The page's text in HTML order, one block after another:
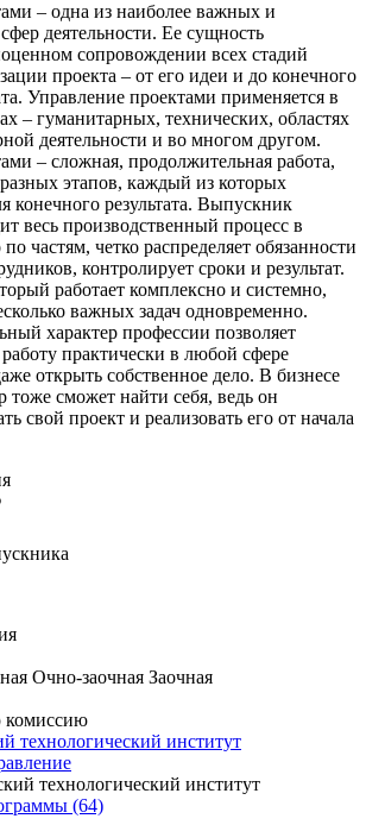
– одна из наиболее важных и
деятельности. Ее сущность
сопровождении всех стадий
проекта – от его идеи и до конечного
Управление проектами применяется в
– гуманитарных, технических, областях
деятельности и во многом другом.
– сложная, продолжительная работа,
разных этапов, каждый из которых
конечного результата. Выпускник
весь производственный процесс в
частям, четко распределяет обязанности
контролирует сроки и результат.
работает комплексно и системно,
важных задач одновременно.
характер профессии позволяет
практически в любой сфере
открыть собственное дело. В бизнесе
тоже сможет найти себя, ведь он
свой проект и реализовать его от начала
Очно-заочная Заочная
комиссию
институт
(64)